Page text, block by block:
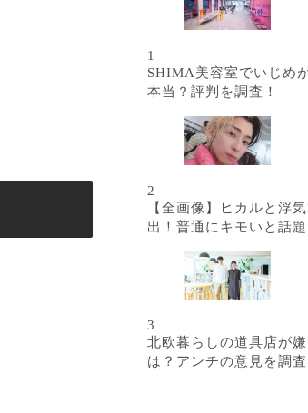
1
SHIMA美容室でいじめ
本当？評判を調査！
2
【全画像】ヒカルと浮
出！普通にキモいと話題
3
北欧暮らしの道具店が
は？アンチの意見を調査